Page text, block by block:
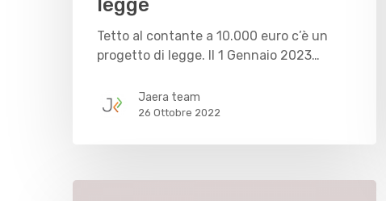
legge
Tetto al contante a 10.000 euro c’è un
progetto di legge. Il 1 Gennaio 2023…
Jaera team
26 Ottobre 2022